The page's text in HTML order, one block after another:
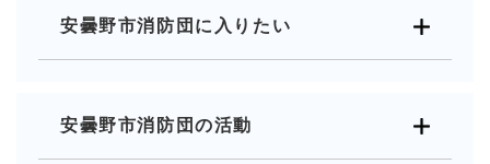
安曇野市消防団に入りたい
安曇野市消防団の活動